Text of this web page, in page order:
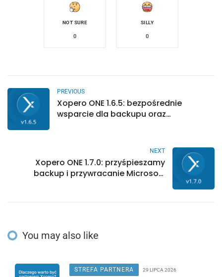
NOT SURE
0
SILLY
0
PREVIOUS
Xopero ONE 1.6.5: bezpośrednie
wsparcie dla backupu oraz
NEXT
Xopero ONE 1.7.0: przyśpieszamy
backup i przywracanie Microsoft
You may also like
STREFA PARTNERA 29 LIPCA 2026